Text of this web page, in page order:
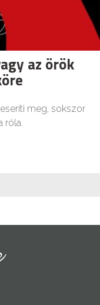
az örök
meg, sokszor
róla.